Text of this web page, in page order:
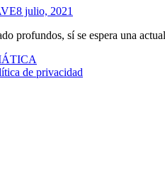
8 julio, 2021
profundos, sí se espera una
de privacidad